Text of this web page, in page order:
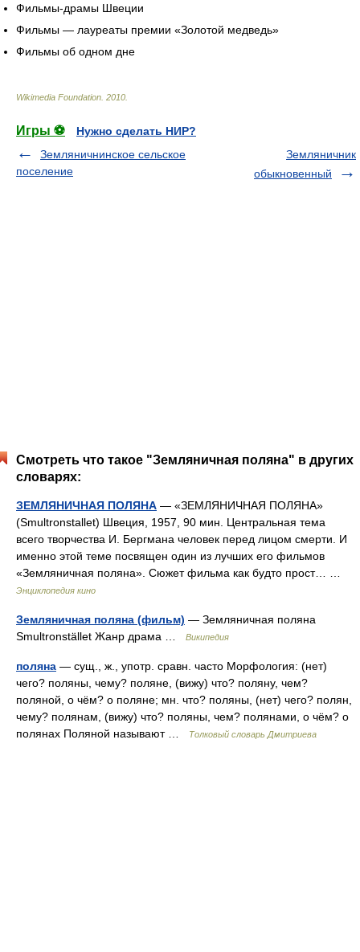
Фильмы-драмы Швеции
Фильмы — лауреаты премии «Золотой медведь»
Фильмы об одном дне
Wikimedia Foundation 2010
Игры ⚽
Нужно сделать НИР?
Земляничнинское сельское
поселение
Земляничник
обыкновенный
Смотреть что такое "Земляничная поляна" в других
словарях:
ЗЕМЛЯНИЧНАЯ ПОЛЯНА — «ЗЕМЛЯНИЧНАЯ ПОЛЯНА»
(Smultronstallet) Швеция, 1957, 90 мин. Центральная тема
всего творчества И. Бергмана человек перед лицом смерти. И
именно этой теме посвящен один из лучших его фильмов
«Земляничная поляна». Сюжет фильма как будто прост… …
Энциклопедия кино
Земляничная поляна (фильм) — Земляничная поляна
Smultronstället Жанр драма …
Википедия
поляна — сущ., ж., употр. сравн. часто Морфология: (нет)
чего? поляны, чему? поляне, (вижу) что? поляну, чем?
поляной, о чём? о поляне; мн. что? поляны, (нет) чего? полян,
чему? полянам, (вижу) что? поляны, чем? полянами, о чём? о
полянах Поляной называют …
Толковый словарь Дмитриева